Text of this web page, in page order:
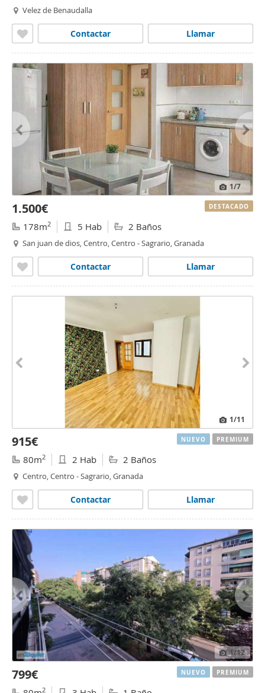
Velez de Benaudalla
Llamar
Contactar
1/7
1.500€
178m2 5 Hab 2 Baños
San juan de dios, Centro, Centro - Sagrario, Granada
Llamar
Contactar
DESTACADO
1/11
915€
80m2 2 Hab 2 Baños
Centro, Centro - Sagrario, Granada
Llamar
Contactar
NUEVO PREMIUM
1/12
799€
2
NUEVO PREMIUM